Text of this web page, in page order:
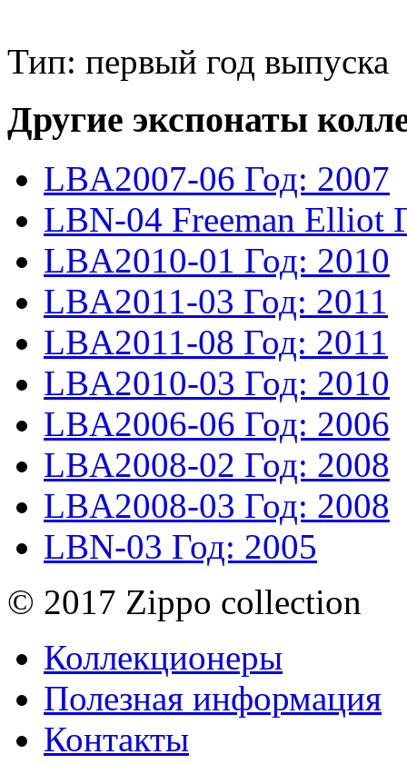
Тип: первый год выпуска
Другие экспонаты
LBA2007-06 Год: 2007
LBN-04 Freeman Elliot
LBA2010-01 Год: 2010
LBA2011-03 Год: 2011
LBA2011-08 Год: 2011
LBA2010-03 Год: 2010
LBA2006-06 Год: 2006
LBA2008-02 Год: 2008
LBA2008-03 Год: 2008
LBN-03 Год: 2005
© 2017 Zippo collection
Коллекционеры
Полезная информация
Контакты